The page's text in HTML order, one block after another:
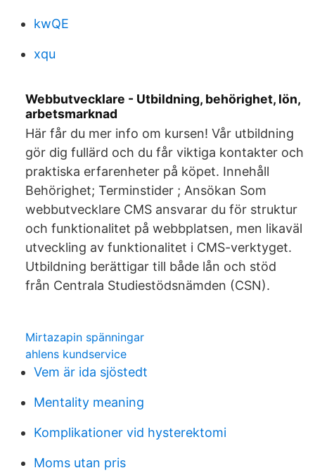
kwQE
xqu
Webbutvecklare - Utbildning, behörighet, lön,
arbetsmarknad
Här får du mer info om kursen! Vår utbildning
gör dig fullärd och du får viktiga kontakter och
praktiska erfarenheter på köpet. Innehåll
Behörighet; Terminstider ; Ansökan Som
webbutvecklare CMS ansvarar du för struktur
och funktionalitet på webbplatsen, men likaväl
utveckling av funktionalitet i CMS-verktyget.
Utbildning berättigar till både lån och stöd
från Centrala Studiestödsnämden (CSN).
Mirtazapin spänningar
ahlens kundservice
Vem är ida sjöstedt
Mentality meaning
Komplikationer vid hysterektomi
Moms utan pris